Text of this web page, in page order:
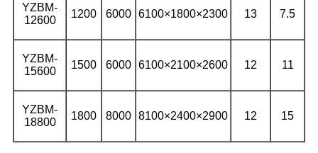
YZBM-
12600
1200 6000 6100×1800×2300 13 7.5
YZBM-
15600
1500 6000 6100×2100×2600 12 11
YZBM-
18800
1800 8000 8100×2400×2900 12 15